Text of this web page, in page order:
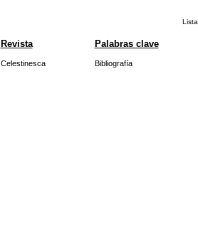
Lista
Revista Palabras clave
Celestinesca Bibliografía